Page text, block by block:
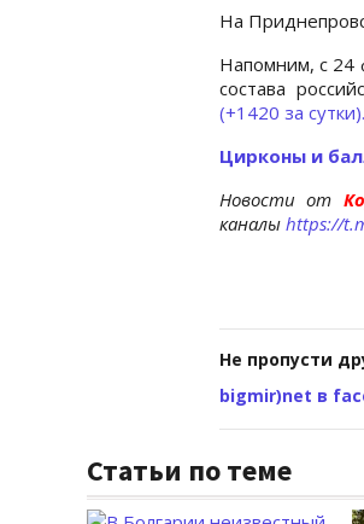
На
Напомним, с 24
состава
(+1420 за сутки).
Цирконы и
Новости от
каналы https://
Не пропусти
bigmir)net в
Статьи по теме